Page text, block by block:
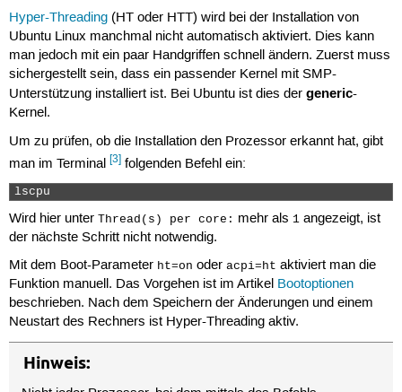
Hyper-Threading(HT oder HTT) wird bei der Installation von
Ubuntu Linux manchmal nicht automatisch aktiviert. Dies kann
man jedoch mit ein paar Handgriffen schnell ändern. Zuerst muss
sichergestellt sein, dass ein passender Kernel mit SMP-
Unterstützung installiert ist. Bei Ubuntu ist dies der generic-
Kernel.
Um zu prüfen, ob die Installation den Prozessor erkannt hat, gibt
man im Terminal [3]folgenden Befehl ein:
lscpu
Wird hier unter Thread(s) per core: mehr als 1angezeigt, ist
der nächste Schritt nicht notwendig.
Mit dem Boot-Parameter ht=on oder acpi=ht aktiviert man die
Funktion manuell. Das Vorgehen ist im Artikel Bootoptionen
beschrieben. Nach dem Speichern der Änderungen und einem
Neustart des Rechners ist Hyper-Threading aktiv.
Hinweis: